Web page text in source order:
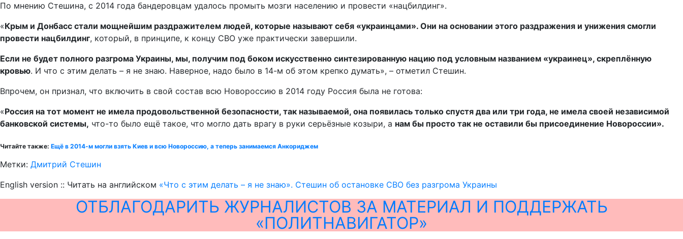
По мнению Стешина, с 2014 года бандеровцам удалось промыть мозги населению и провести «нацбилдинг».
«Крым и Донбасс стали мощнейшим раздражителем людей, которые называют себя «украинцами». Они на основании этого раздражения и унижения смогли
провести нацбилдинг, который, в принципе, к концу СВО уже практически завершили.
Если не будет полного разгрома Украины, мы, получим под боком искусственно синтезированную нацию под условным названием «украинец», скреплённую
кровью. И что с этим делать – я не знаю. Наверное, надо было в 14-м об этом крепко думать», – отметил Стешин.
Впрочем, он признал, что включить в свой состав всю Новороссию в 2014 году Россия была не готова:
«Россия на тот момент не имела продовольственной безопасности, так называемой, она появилась только спустя два или три года, не имела своей независимой
банковской системы, что-то было ещё такое, что могло дать врагу в руки серьёзные козыри, а нам бы просто так не оставили бы присоединение Новороссии».
Читайте также: Ещё в 2014-м могли взять Киев и всю Новороссию, а теперь занимаемся Анкориджем
Метки: Дмитрий Стешин
English version :: Читать на английском «Что с этим делать – я не знаю». Стешин об остановке СВО без разгрома Украины
ОТБЛАГОДАРИТЬ ЖУРНАЛИСТОВ ЗА МАТЕРИАЛ И ПОДДЕРЖАТЬ
«ПОЛИТНАВИГАТОР»